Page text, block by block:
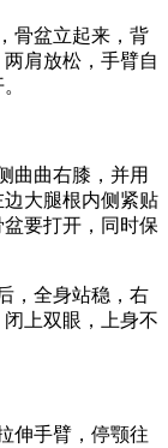
骨盆立起来，背
肩放松，手臂自
曲曲右膝，并用
大腿根内侧紧贴
要打开，同时保
，全身站稳，右
上双眼，上身不
伸手臂，停颚往